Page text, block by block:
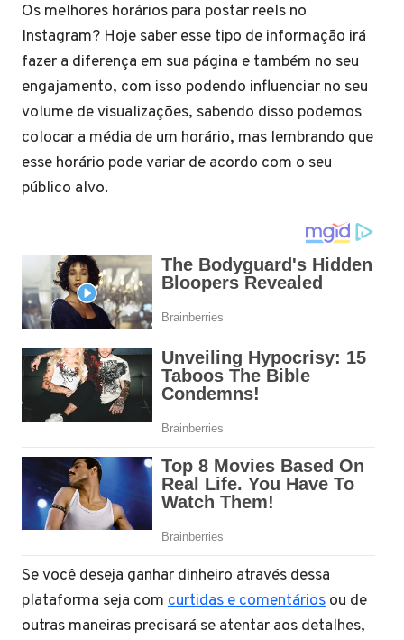
Os melhores horários para postar reels no
Instagram? Hoje saber esse tipo de informação irá
fazer a diferença em sua página e também no seu
engajamento, com isso podendo influenciar no seu
volume de visualizações, sabendo disso podemos
colocar a média de um horário, mas lembrando que
esse horário pode variar de acordo com o seu
público alvo.
Se você deseja ganhar dinheiro através dessa
plataforma seja com curtidas e comentários ou de
outras maneiras precisará se atentar aos detalhes,